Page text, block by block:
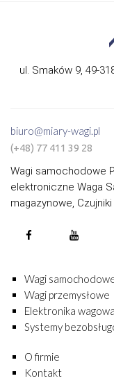
ul. Smaków 9, 49-
biuro@miary-wagi.pl
(+48) 77 411 39 28
Wagi samochodowe
elektroniczne Waga
magazynowe,
Wagi
Wagi przemysłowe
Elektronika wagowa
Systemy
O firmie
Kontakt